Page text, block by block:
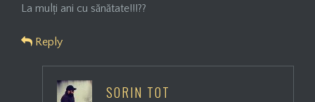
La mulți ani cu sănătate!!!??
Reply
SORIN TOT